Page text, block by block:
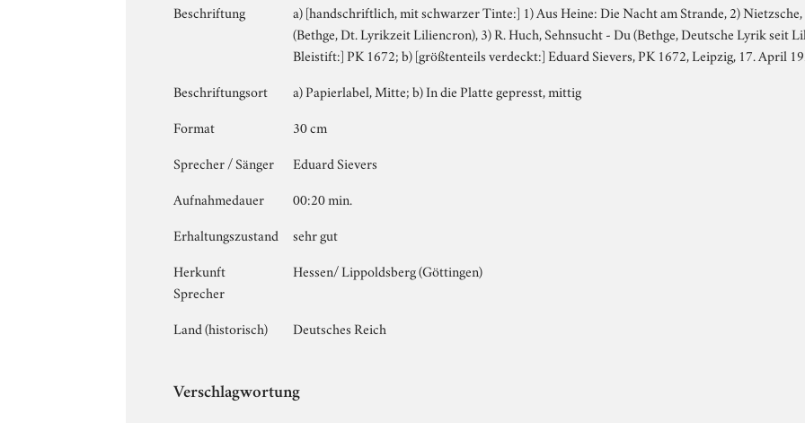
Beschriftung
a) [handschriftlich, mit schwarzer Tinte:] 1) Aus Heine: Die Nacht am Strande, 2)
(Bethge, Dt. Lyrikzeit Liliencron), 3) R. Huch, Sehnsucht - Du (Bethge, Deutsche Lyrik seit
Bleistift:] PK 1672; b) [größtenteils verdeckt:] Eduard Sievers, PK 1672, Leipzig, 17. April
Beschriftungsort
a) Papierlabel, Mitte; b) In die Platte gepresst, mittig
Format
30 cm
Sprecher / Sänger
Eduard Sievers
Aufnahmedauer
00:20 min.
Erhaltungszustand
sehr gut
Herkunft
Sprecher
Hessen/ Lippoldsberg (Göttingen)
Land (historisch) Deutsches Reich
Verschlagwortung